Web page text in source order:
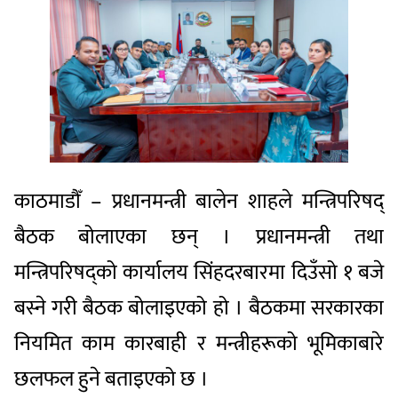
काठमाडौँ – प्रधानमन्त्री बालेन शाहले मन्त्रिपरिषद्
बैठक बोलाएका छन् । प्रधानमन्त्री तथा
मन्त्रिपरिषद्को कार्यालय सिंहदरबारमा दिउँसो १ बजे
बस्ने गरी बैठक बोलाइएको हो । बैठकमा सरकारका
नियमित काम कारबाही र मन्त्रीहरूको भूमिकाबारे
छलफल हुने बताइएको छ ।